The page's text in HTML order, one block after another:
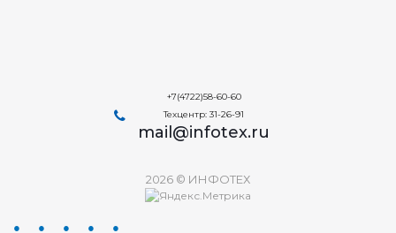
+7(4722)58-60-60
Техцентр: 31-26-91
mail@infotex.ru
2026 © ИНФОТЕХ